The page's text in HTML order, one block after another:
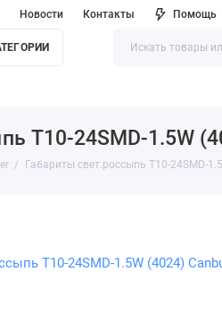
Новости Контакты Помощь
T10-24SMD-1.5W
Габариты свет.россыпь T10-24SMD-